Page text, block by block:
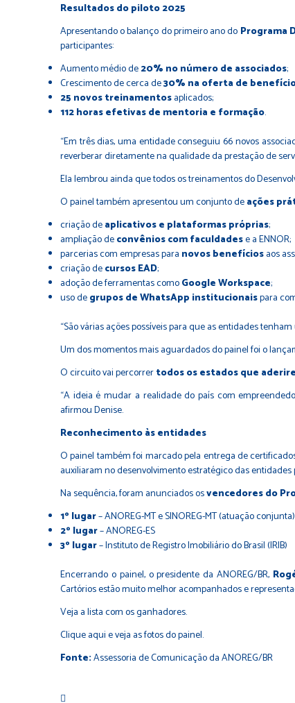
Resultados do piloto 2025
Apresentando o balanço do primeiro ano do Programa
participantes:
Aumento médio de20% no número de associados;
Crescimento de cerca de30% na oferta de
25 novos treinamentosaplicados;
112 horas efetivas de mentoria e formação.
“Em três dias, uma entidade conseguiu 66 novos
reverberar diretamente na qualidade da prestação de
Ela lembrou ainda que todos os treinamentos do
O painel também apresentou um conjunto deações
criação deaplicativos e plataformas próprias;
ampliação deconvênios com faculdadese a ENNOR;
parcerias com empresas para novos benefíciosaos
criação decursos EAD;
adoção de ferramentas comoGoogle Workspace;
uso degrupos de WhatsApp institucionaispara
“São várias ações possíveis para que as entidades
Um dos momentos mais aguardados do painel foi o
O circuito vai percorrertodos os estados que
“A ideia é mudar a realidade do país com
afirmou Denise.
Reconhecimento às entidades
O painel também foi marcado pela entrega de
auxiliaram no desenvolvimento estratégico das
Na sequência, foram anunciados osvencedores do
1º lugar– ANOREG-MT e SINOREG-MT (atuação conjunta)
2º lugar– ANOREG-ES
3º lugar– Instituto de Registro Imobiliário do Brasil (IRIB)
Encerrando o painel, o presidente da ANOREG/BR,
Cartórios estão muito melhor acompanhados e
Veja a lista com os ganhadores.
Clique aqui e veja as fotos do painel.
Fonte:Assessoria de Comunicação da ANOREG/BR